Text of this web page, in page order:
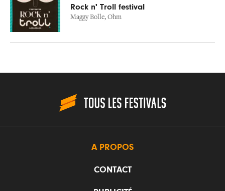
Rock n' Troll festival
Maggy Bolle, Ohm
A PROPOS
CONTACT